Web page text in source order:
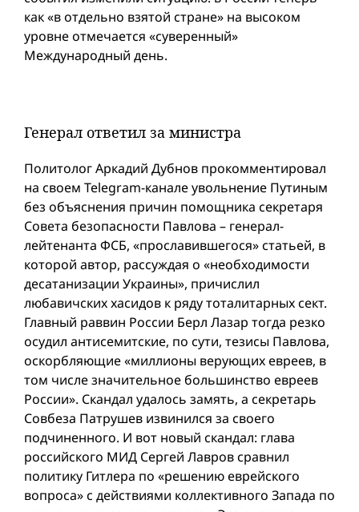
как «в отдельно взятой стране» на высоком
уровне отмечается «суверенный»
Международный день.
Генерал ответил за министра
Политолог Аркадий Дубнов прокомментировал
на своем Telegram-канале увольнение Путиным
без объяснения причин помощника секретаря
Совета безопасности Павлова – генерал-
лейтенанта ФСБ, «прославившегося» статьей, в
которой автор, рассуждая о «необходимости
десатанизации Украины», причислил
любавичских хасидов к ряду тоталитарных сект.
Главный раввин России Берл Лазар тогда резко
осудил антисемитские, по сути, тезисы Павлова,
оскорбляющие «миллионы верующих евреев, в
том числе значительное большинство евреев
России». Скандал удалось замять, а секретарь
Совбеза Патрушев извинился за своего
подчиненного. И вот новый скандал: глава
российского МИД Сергей Лавров сравнил
политику Гитлера по «решению еврейского
вопроса» с действиями коллективного Запада по